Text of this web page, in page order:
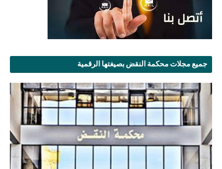
جميع مجلات محكمة النقض بصيغتها الرقمية